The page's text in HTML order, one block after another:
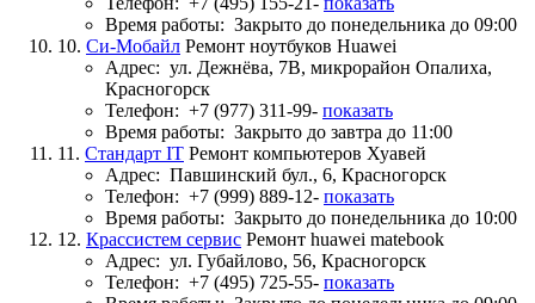
Время работы: Закрыто до понедельника до 09:00
10. Си-Мобайл Ремонт ноутбуков Huawei
Адрес: ул. Дежнёва, 7В, микрорайон Опалиха,
Красногорск
Телефон: +7 (977) 311-99- показать
Время работы: Закрыто до завтра до 11:00
11. Стандарт IT Ремонт компьютеров Хуавей
Адрес: Павшинский бул., 6, Красногорск
Телефон: +7 (999) 889-12- показать
Время работы: Закрыто до понедельника до 10:00
12. Крассистем сервис Ремонт huawei matebook
Адрес: ул. Губайлово, 56, Красногорск
Телефон: +7 (495) 725-55- показать